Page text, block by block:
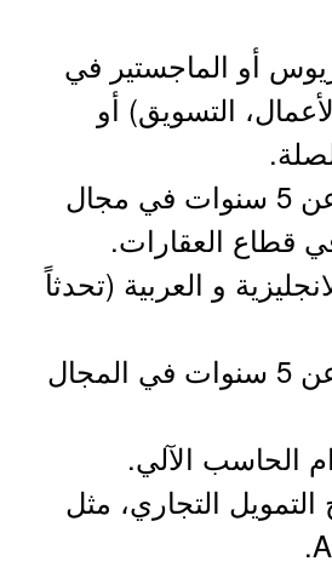
أو الماجستير في
التسويق) أو
2- خبرة لا تقل عن 5 سنوات في مجال
قطاع العقارات.
و العربية (تحدثاً
5- خبرة لا تقل عن 5 سنوات في المجال
التمويل التجاري، مثل